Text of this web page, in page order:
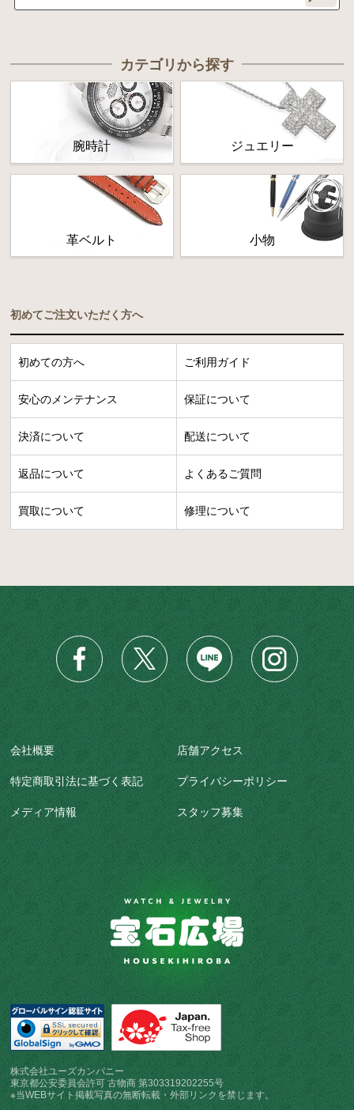
カテゴリから探す
腕時計 ジュエリー
革ベルト 小物
初めてご注文いただく方へ
初めての方へ ご利用ガイド
安心のメンテナンス 保証について
決済について 配送について
返品について よくあるご質問
買取について 修理について
会社概要 店舗アクセス
特定商取引法に基づく表記 プライバシーポリシー
メディア情報 スタッフ募集
株式会社ユーズカンパニー
東京都公安委員会許可 古物商 第303319202255号
※当WEBサイト掲載写真の無断転載・外部リンクを禁じます。